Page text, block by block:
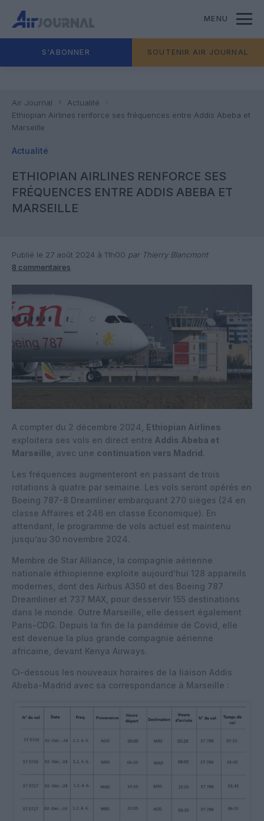
MENU
S'ABONNER SOUTENIR AIR JOURNAL
Air Journal
Actualité
Ethiopian Airlines renforce ses fréquences entre Addis Abeba et
Marseille
Actualité
ETHIOPIAN AIRLINES RENFORCE SES
FRÉQUENCES ENTRE ADDIS ABEBA ET
MARSEILLE
Publié le 27 août 2024 à 11h00 par Thierry Blancmont
8 commentaires
A compter du 2 décembre 2024, Ethiopian Airlines
exploitera ses vols en direct entre Addis Abeba et
Marseille , avec une continuation vers Madrid.
Les fréquences augmenteront en passant de trois
rotations à quatre par semaine. Les vols seront opérés en
Boeing 787-8 Dreamliner embarquant 270 sièges (24 en
classe Affaires et 246 en classe Economique). En
attendant, le programme de vols actuel est maintenu
jusqu’au 30 novembre 2024.
Membre de Star Alliance, la compagnie aérienne
nationale éthiopienne exploite aujourd’hui 128 appareils
modernes, dont des Airbus A350 et des Boeing 787
Dreamliner et 737 MAX, pour desservir 155 destinations
dans le monde. Outre Marseille, elle dessert également
Paris-CDG. Depuis la fin de la pandémie de Covid, elle
est devenue la plus grande compagnie aérienne
africaine, devant Kenya Airways.
Ci-dessous les nouveaux horaires de la liaison Addis
Abeba-Madrid avec sa correspondance à Marseille :